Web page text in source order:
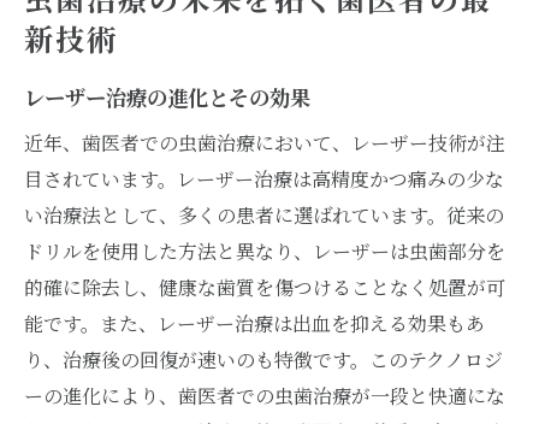
痛みが少ない治療法の選び方
セカンドオピニオンの重要性
患者レビューを活用した歯医者選び
最新技術を駆使する歯医者探しのコツ
小児患者に優しい歯医者の基準
歯医者の最先端技術で短時間で完了する虫歯治
療
効率的な治療法で通院回数を減らす
最新機器で実現する短時間治療
新技術
レーザー治療の進化とその効果
近年、歯医者での虫歯治療において、レーザー技術が注
目されています。レーザー治療は高精度かつ痛みの少な
い治療法として、多くの患者に選ばれています。従来の
ドリルを使用した方法と異なり、レーザーは虫歯部分を
的確に除去し、健康な歯質を傷つけることなく処置が可
能です。また、レーザー治療は出血を抑える効果もあ
り、治療後の回復が速いのも特徴です。このテクノロジ
ーの進化により、歯医者での虫歯治療が一段と快適にな